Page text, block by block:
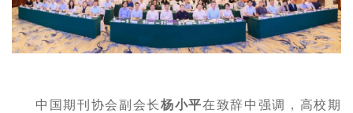
中国期刊协会副会长杨小平在致辞中强调，高校期